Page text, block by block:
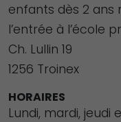
enfants dès 2 ans
l’entrée à l’école
Ch. Lullin 19
1256 Troinex
HORAIRES
Lundi, mardi, jeudi